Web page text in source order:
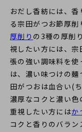
おだし香紡には、香
る宗田がつお節厚
厚削り の3種の厚削
視したい方には、宗
張の強い調味料を使
は、濃い味つけの
田がつおは血合い(
濃厚なコクと濃い
重視したい方にはか
コクと香りのバラン